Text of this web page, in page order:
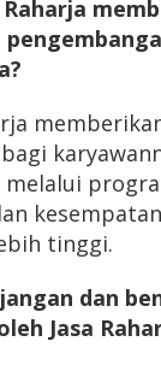
Raharja
melalui
tinggi.
dan
Jasa